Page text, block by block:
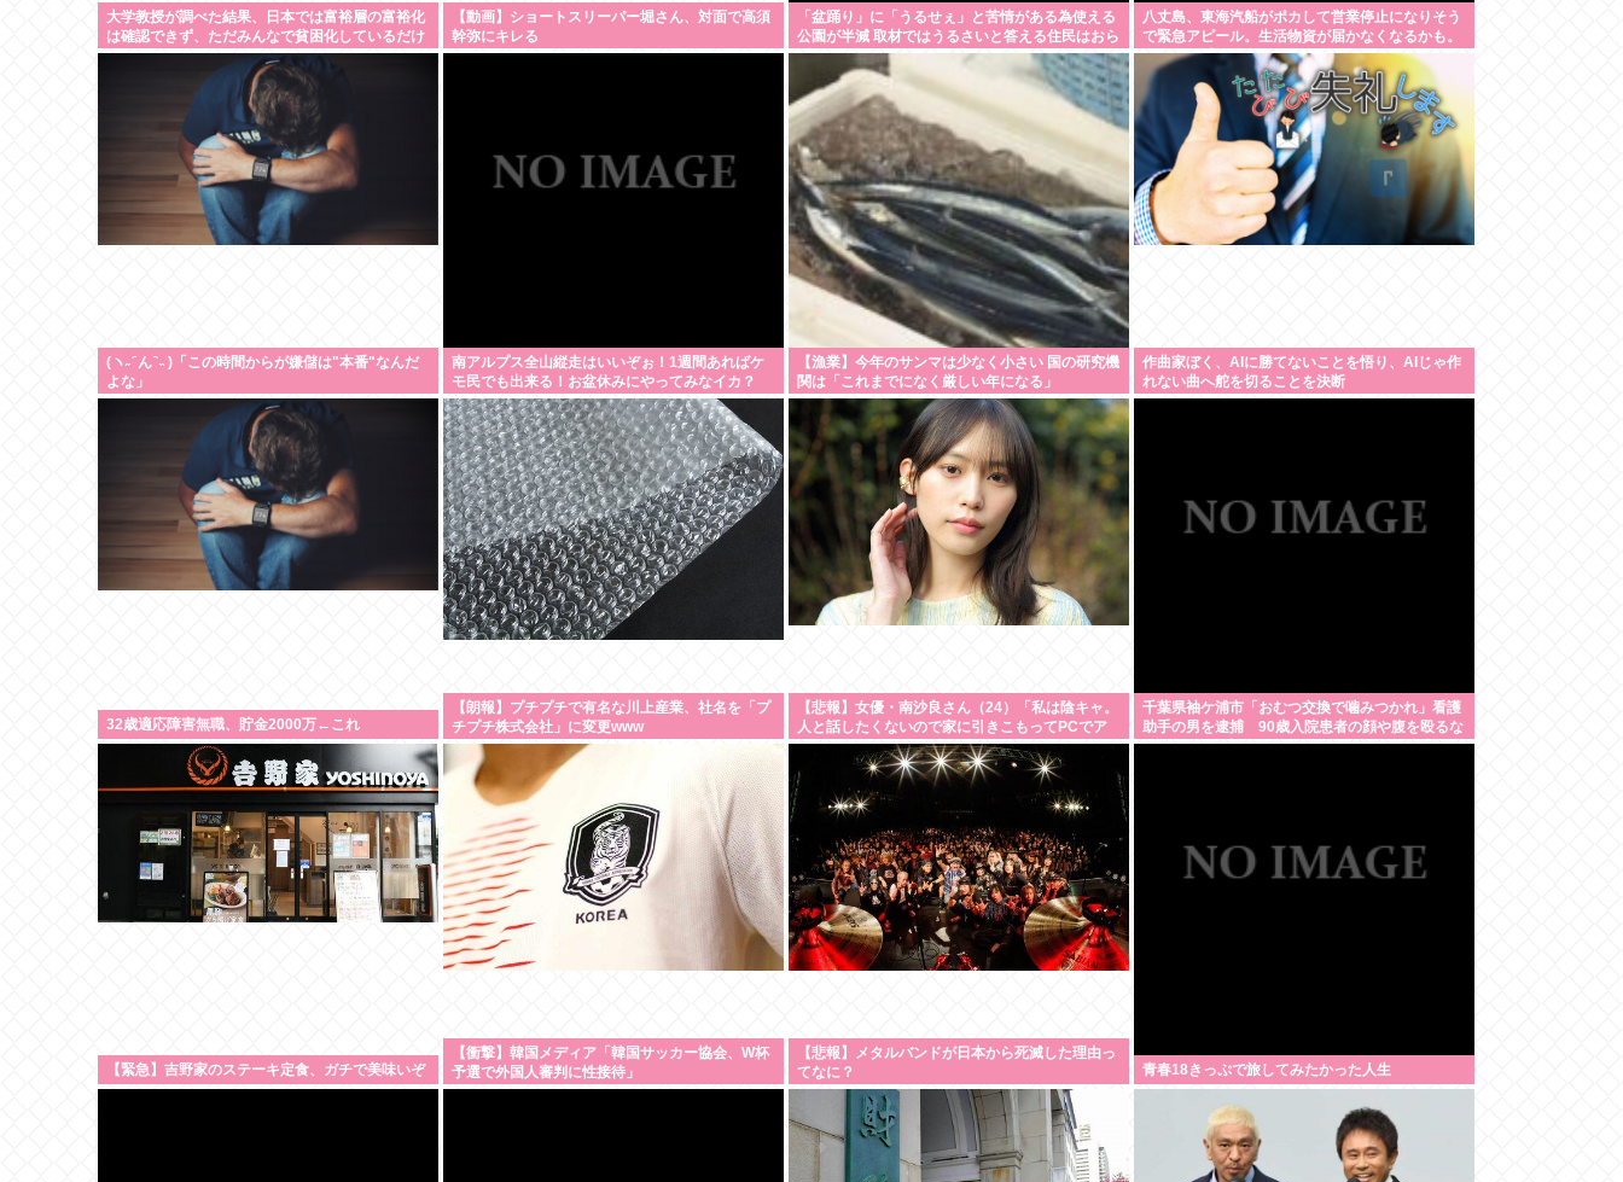
大学教授が調べた結果、日本では富裕層の富裕化
は確認できず、ただみんなで貧困化しているだけ
だった
【動画】ショートスリーパー堀さん、対面で高須
幹弥にキレる
「盆踊り」に「うるせぇ」と苦情がある為使える
公園が半減 取材ではうるさいと答える住民はおら
ず こどおじみたいのが電話してんだろな
八丈島、東海汽船がポカして営業停止になりそう
で緊急アピール。生活物資が届かなくなるかも。
アシタバ以外に食うものがねえ
(ヽ˶ ᷇ ん ᷆ ˵ )「この時間からが嫌儲は"本番"なんだ
よな」
南アルプス全山縦走はいいぞぉ！1週間あればケ
モ民でも出来る！お盆休みにやってみなイカ？
【漁業】今年のサンマは少なく小さい 国の研究機
関は「これまでになく厳しい年になる」
作曲家ぼく、AIに勝てないことを悟り、AIじゃ作
れない曲へ舵を切ることを決断
32歳適応障害無職、貯金2000万←これ
【朗報】プチプチで有名な川上産業、社名を「プ
チプチ株式会社」に変更www
【悲報】女優・南沙良さん（24）「私は陰キャ。
人と話したくないので家に引きこもってPCでア
ニメを観ていたい」・・・・・・・・・
千葉県袖ケ浦市「おむつ交換で噛みつかれ」看護
助手の男を逮捕 90歳入院患者の顔や腹を殴るな
どケガさせた疑い [8/6]
【緊急】吉野家のステーキ定食、ガチで美味いぞ
【衝撃】韓国メディア「韓国サッカー協会、W杯
予選で外国人審判に性接待」
【悲報】メタルバンドが日本から死滅した理由っ
てなに？
青春18きっぷで旅してみたかった人生